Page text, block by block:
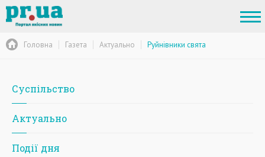
Головна Газета Актуально Руйнівники свята
Суспільство
Актуально
Події дня